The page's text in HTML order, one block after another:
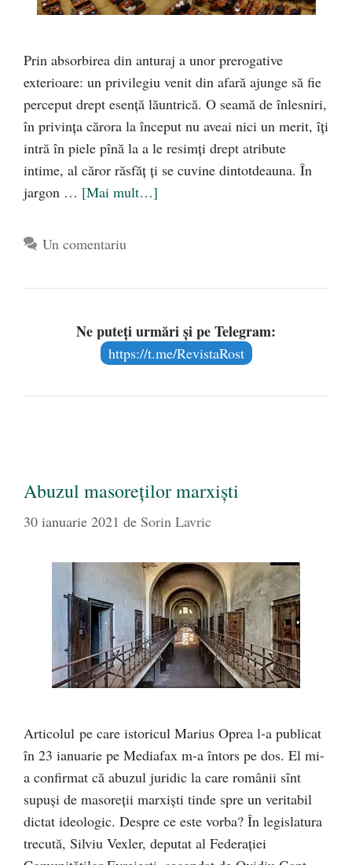
Prin absorbirea din anturaj a unor prerogative
exterioare: un privilegiu venit din afară ajunge să fie
perceput drept esență lăuntrică. O seamă de înlesniri,
în privința cărora la început nu aveai nici un merit, îți
intră în piele pînă la a le resimți drept atribute
intime, al căror răsfăț ți se cuvine dintotdeauna. În
jargon … [Mai mult…]
Un comentariu
Ne puteți urmări și pe Telegram:
https://t.me/RevistaRost
Abuzul masoreților marxiști
30 ianuarie 2021 de Sorin Lavric
Articolul pe care istoricul Marius Oprea l-a publicat
în 23 ianuarie pe Mediafax m-a întors pe dos. El mi-
a confirmat că abuzul juridic la care românii sînt
supuși de masoreții marxiști tinde spre un veritabil
dictat ideologic. Despre ce este vorba? În legislatura
trecută, Silviu Vexler, deputat al Federației